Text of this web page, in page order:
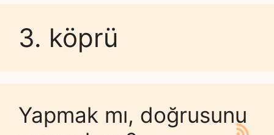
3. köprü
Yapmak mı, doğrusunu